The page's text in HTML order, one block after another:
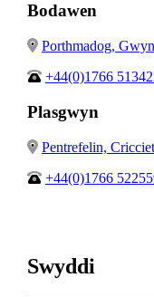
Bodawen
Porthmadog,
+44(0)1766
Plasgwyn
Pentrefelin,
+44(0)1766
Swyddi